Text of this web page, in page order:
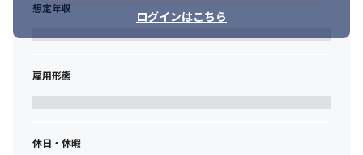
ログインはこちら
想定年収
雇用形態
休日・休暇